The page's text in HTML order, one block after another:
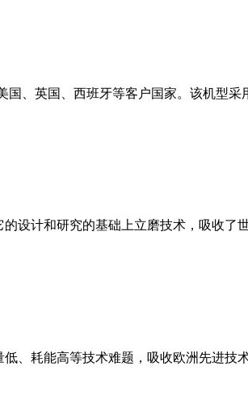
、英国、西班牙等客户国家。该机型
设计和研究的基础上立磨技术，吸收
、耗能高等技术难题，吸收欧洲先进